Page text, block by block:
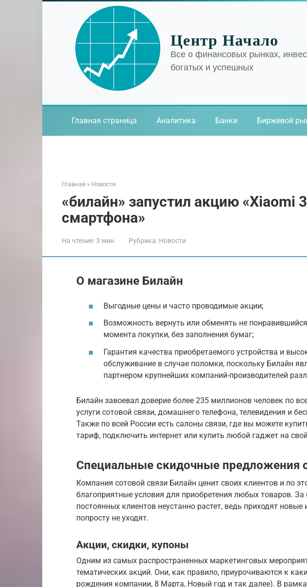
Центр Начало
Все о финансовых рынках,
богатых и успешных
Главная страница Аналитика Банки Биржевой
Главная » Новости
«билайн» запустил акцию «Xiaomi
смартфона»
На чтение:3 мин Рубрика: Новости
О магазине Билайн
Выгодные цены и часто проводимые акции;
Возможность вернуть или обменять не
момента покупки, без заполнения бумаг;
Гарантия качества приобретаемого устройства и
обслуживание в случае поломки, поскольку Билайн
партнером крупнейших компаний-производителей
Билайн завоевал доверие более 235 миллионов человек по
услуги сотовой связи, домашнего телефона, телевидения и
Также по всей России есть салоны связи, где вы можете
тариф, подключить интернет или купить любой гаджет на
Специальные скидочные предложения
Компания сотовой связи Билайн ценит своих клиентов и по
благоприятные условия для приобретения любых товаров. За
постоянных клиентов неустанно растет, ведь приходят
попросту не уходят.
Акции, скидки, купоны
Одним из самых распространенных маркетинговых
тематических акций. Они, как правило, приурочиваются к
рождения компании, 8 Марта, Новый год и так далее). В